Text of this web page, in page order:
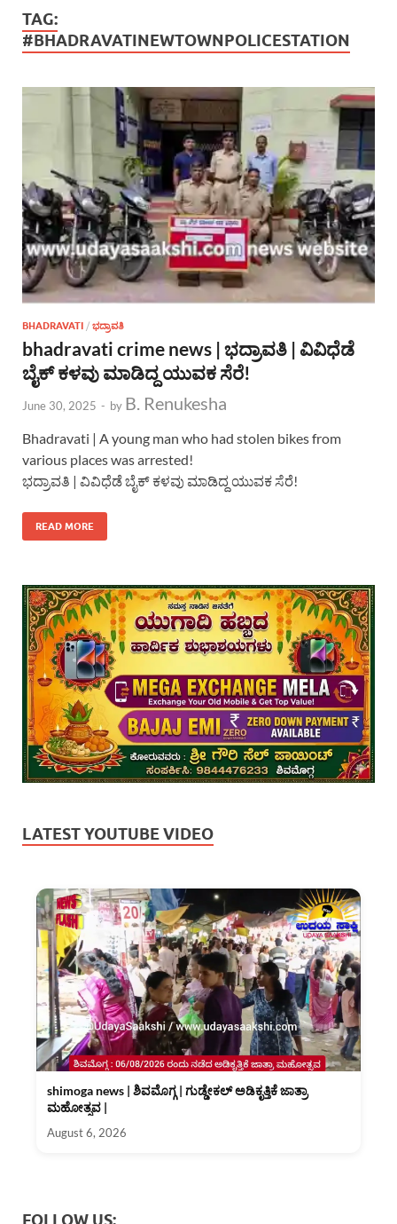
TAG:
#BHADRAVATINEWTOWNPOLICESTATION
BHADRAVATI / ಭದ್ರಾವತಿ
bhadravati crime news | ಭದ್ರಾವತಿ | ವಿವಿಧೆಡೆ
ಬೈಕ್ ಕಳವು ಮಾಡಿದ್ದ ಯುವಕ ಸೆರೆ!
June 30, 2025 - by B. Renukesha
Bhadravati | A young man who had stolen bikes from
various places was arrested!
ಭದ್ರಾವತಿ | ವಿವಿಧೆಡೆ ಬೈಕ್ ಕಳವು ಮಾಡಿದ್ದ ಯುವಕ ಸೆರೆ!
READ MORE
LATEST YOUTUBE VIDEO
shimoga news | ಶಿವಮೊಗ್ಗ | ಗುಡ್ಡೇಕಲ್ ಅಡಿಕೃತ್ತಿಕೆ ಜಾತ್ರಾ
ಮಹೋತ್ಸವ |
August 6, 2026
FOLLOW US: